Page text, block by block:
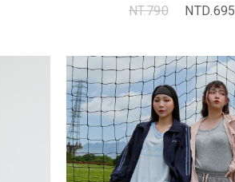
NT.790
NTD.695